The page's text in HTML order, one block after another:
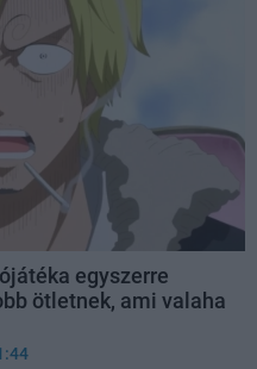
egyszerre
ötletnek, ami valaha